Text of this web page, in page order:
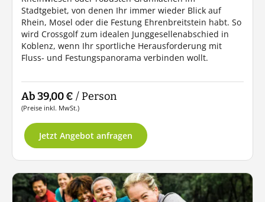
Stadtgebiet, von denen Ihr immer wieder Blick auf
Rhein, Mosel oder die Festung Ehrenbreitstein habt. So
wird Crossgolf zum idealen Junggesellenabschied in
Koblenz, wenn Ihr sportliche Herausforderung mit
Fluss- und Festungspanorama verbinden wollt.
Ab 39,00 € / Person
(Preise inkl. MwSt.)
Jetzt Angebot anfragen